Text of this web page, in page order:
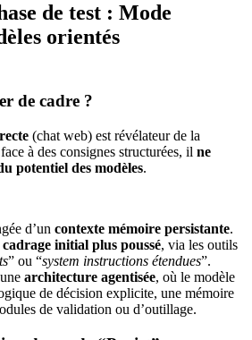
de test : Mode
orientés
de cadre ?
(chat web) est révélateur de la
à des consignes structurées, il ne
potentiel des modèles.
d’un contexte mémoire persistante.
cadrage initial plus poussé, via les outils
” ou “system instructions étendues”.
architecture agentisée, où le modèle
de décision explicite, une mémoire
de validation ou d’outillage.